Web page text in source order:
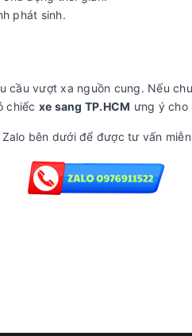
phát sinh.
cầu vượt xa nguồn cung. Nếu
chiếc xe sang TP.HCM ưng ý cho
bên dưới để được tư vấn